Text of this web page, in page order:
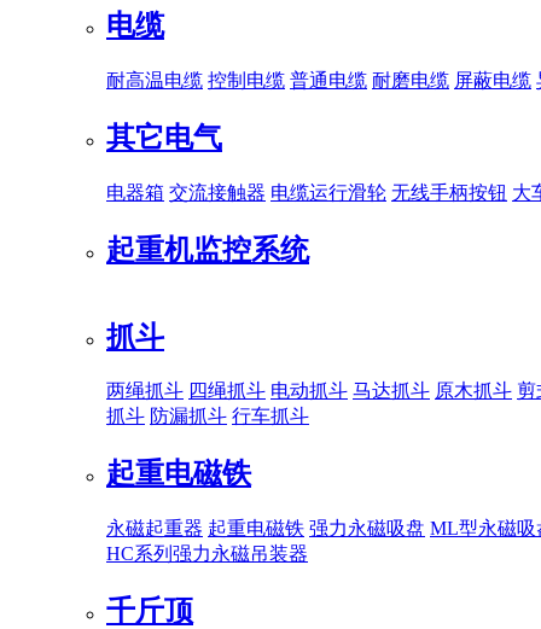
电缆
耐高温电缆 控制电缆 普通电缆 耐磨电缆 屏蔽电缆
其它电气
电器箱 交流接触器 电缆运行滑轮 无线手柄按钮 大
起重机监控系统
抓斗
两绳抓斗 四绳抓斗 电动抓斗 马达抓斗 原木抓斗 剪
抓斗 防漏抓斗 行车抓斗
起重电磁铁
永磁起重器 起重电磁铁 强力永磁吸盘 ML型永磁吸
HC系列强力永磁吊装器
千斤顶